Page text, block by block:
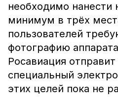
необходимо нанести
минимум в трёх
пользователей
фотографию
Росавиация
специальный
этих целей пока не